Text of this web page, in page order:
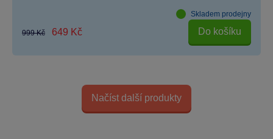
Skladem prodejny
999 Kč 649 Kč Do košíku
Načíst další produkty